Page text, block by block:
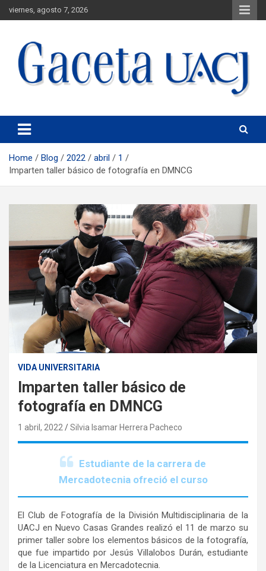
viernes, agosto 7, 2026
Gaceta UACJ
Home Blog 2022 abril
1
Imparten taller básico de fotografía en DMNCG
VIDA UNIVERSITARIA
Imparten taller básico de
fotografía en DMNCG
1 abril, 2022 Silvia Isamar Herrera Pacheco
Estudiante de la carrera de
Mercadotecnia ofreció el curso
El Club de Fotografía de la División Multidisciplinaria de la
UACJ en Nuevo Casas Grandes realizó el 11 de marzo su
primer taller sobre los elementos básicos de la fotografía,
que fue impartido por Jesús Villalobos Durán, estudiante
de la Licenciatura en Mercadotecnia.